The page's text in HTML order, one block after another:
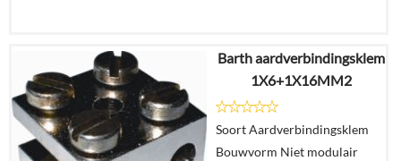
€9,06
€5,59
Details
Barth aardverbindingsklem
1X6+1X16MM2
Soort Aardverbindingsklem
Bouwvorm Niet modulair